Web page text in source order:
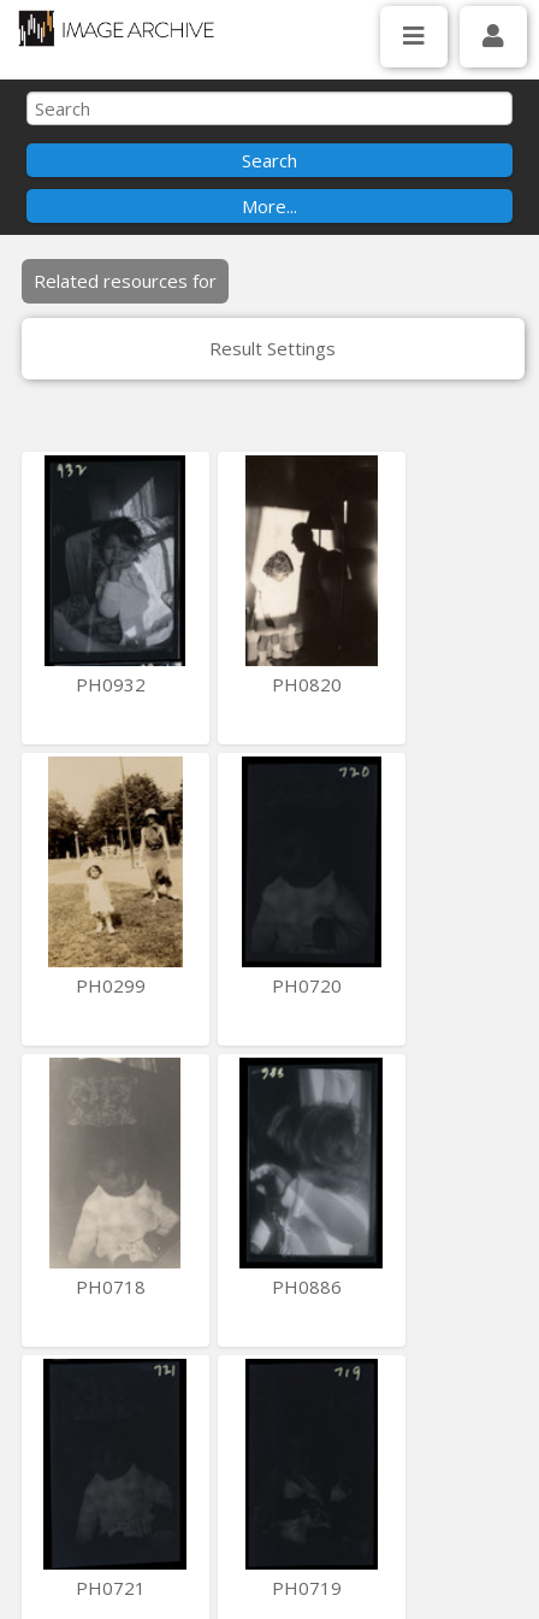
Related resources for
Result Settings
PH0932 PH0820
PH0299 PH0720
PH0718 PH0886
PH0721 PH0719